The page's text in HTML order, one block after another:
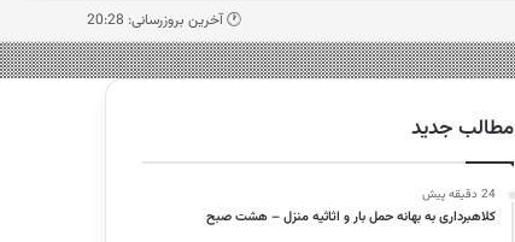
🕐 آخرین بروزرسانی: 20:28
مطالب جدید
24 دقیقه پیش
کلاهبرداری به بهانه حمل بار و اثاثیه منزل – هشت صبح